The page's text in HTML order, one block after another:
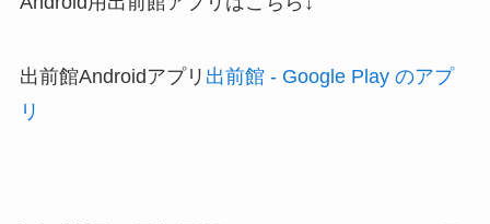
出前館Androidアプリ 出前館 - Google Play のアプ
リ